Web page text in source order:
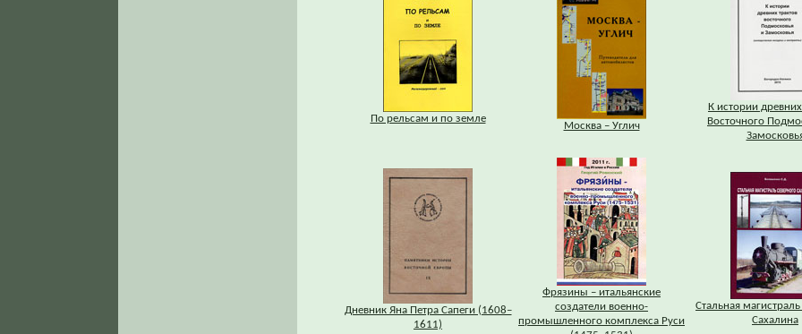
По рельсам и по земле
Москва – Углич
К истории
Восточного
Дневник Яна Петра Сапеги (1608–
1611)
Фрязины – итальянские
создатели военно-
промышленного комплекса Руси
Стальная
Сахалина